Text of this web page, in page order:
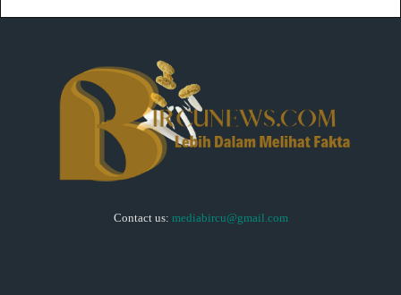
Contact us: mediabircu@gmail.com